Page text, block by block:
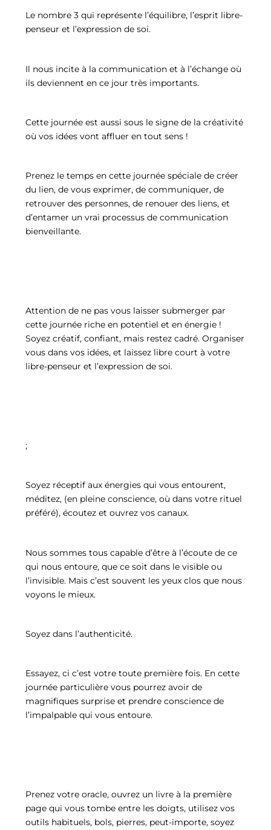
Le nombre 3 qui représente l’équilibre, l’esprit libre-
penseur et l’expression de soi.
Il nous incite à la communication et à l’échange où
ils deviennent en ce jour très importants.
Cette journée est aussi sous le signe de la créativité
où vos idées vont affluer en tout sens !
Prenez le temps en cette journée spéciale de créer
du lien, de vous exprimer, de communiquer, de
retrouver des personnes, de renouer des liens, et
d’entamer un vrai processus de communication
bienveillante.
Attention de ne pas vous laisser submerger par
cette journée riche en potentiel et en énergie !
Soyez créatif, confiant, mais restez cadré. Organiser
vous dans vos idées, et laissez libre court à votre
libre-penseur et l’expression de soi.
;
Soyez réceptif aux énergies qui vous entourent,
méditez, (en pleine conscience, où dans votre rituel
préféré), écoutez et ouvrez vos canaux.
Nous sommes tous capable d’être à l’écoute de ce
qui nous entoure, que ce soit dans le visible ou
l’invisible. Mais c’est souvent les yeux clos que nous
voyons le mieux.
Soyez dans l’authenticité.
Essayez, ci c’est votre toute première fois. En cette
journée particulière vous pourrez avoir de
magnifiques surprise et prendre conscience de
l’impalpable qui vous entoure.
Prenez votre oracle, ouvrez un livre à la première
page qui vous tombe entre les doigts, utilisez vos
outils habituels, bols, pierres, peut-importe, soyez